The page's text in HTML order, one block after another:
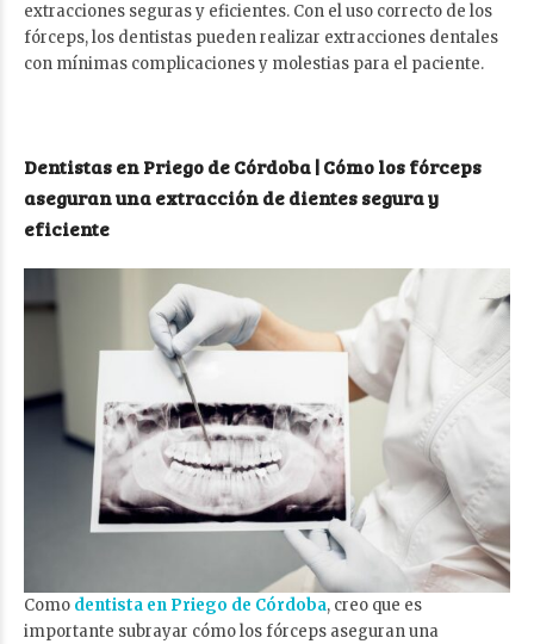
extracciones seguras y eficientes. Con el uso correcto de los
fórceps, los dentistas pueden realizar extracciones dentales
con mínimas complicaciones y molestias para el paciente.
Dentistas en Priego de Córdoba | Cómo los fórceps
aseguran una extracción de dientes segura y
eficiente
Como dentista en Priego de Córdoba, creo que es
importante subrayar cómo los fórceps aseguran una